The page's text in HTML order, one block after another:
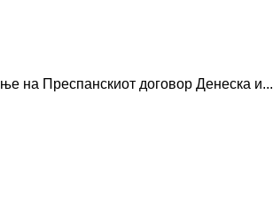
на Преспанскиот договор Денеска и...